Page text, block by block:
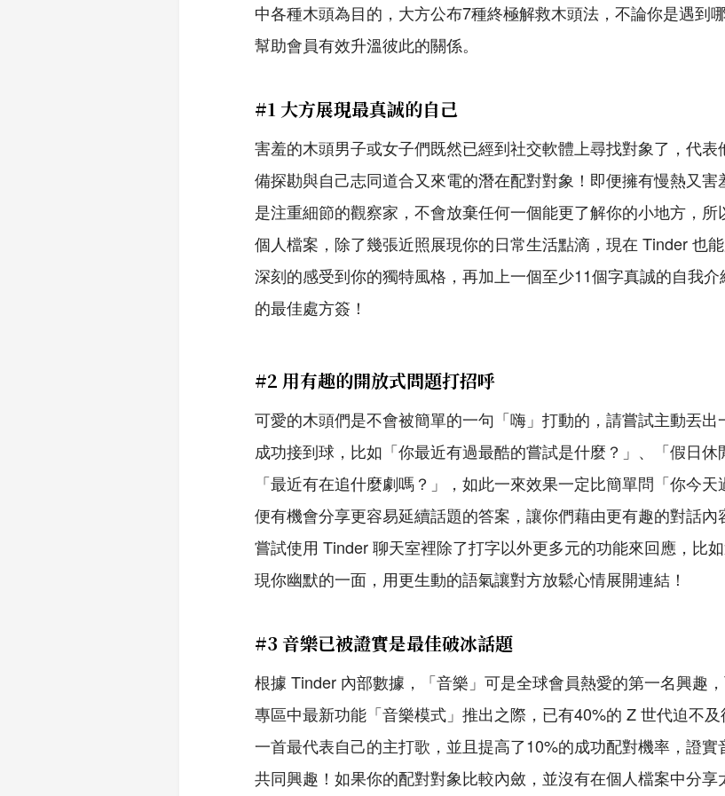
中各種木頭為目的，大方公布7種終極解救木頭法，不論你是遇到
幫助會員有效升溫彼此的關係。
#1 大方展現最真誠的自己
害羞的木頭男子或女子們既然已經到社交軟體上尋找對象了，代
備探勘與自己志同道合又來電的潛在配對對象！即便擁有慢熱又
是注重細節的觀察家，不會放棄任何一個能更了解你的小地方，
個人檔案，除了幾張近照展現你的日常生活點滴，現在 Tinder 也
深刻的感受到你的獨特風格，再加上一個至少11個字真誠的自我
的最佳處方簽！
#2 用有趣的開放式問題打招呼
可愛的木頭們是不會被簡單的一句「嗨」打動的，請嘗試主動丟
成功接到球，比如「你最近有過最酷的嘗試是什麼？」、「假日休
「最近有在追什麼劇嗎？」，如此一來效果一定比簡單問「你今
便有機會分享更容易延續話題的答案，讓你們藉由更有趣的對話內
嘗試使用 Tinder 聊天室裡除了打字以外更多元的功能來回應，比
現你幽默的一面，用更生動的語氣讓對方放鬆心情展開連結！
#3 音樂已被證實是最佳破冰話題
根據 Tinder 內部數據，「音樂」可是全球會員熱愛的第一名興趣
專區中最新功能「音樂模式」推出之際，已有40%的 Z 世代迫不
一首最代表自己的主打歌，並且提高了10%的成功配對機率，證
共同興趣！如果你的配對對象比較內斂，並沒有在個人檔案中分